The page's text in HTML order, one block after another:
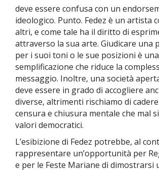
deve essere confusa con un
ideologico. Punto. Fedez è un artista
altri, e come tale ha il diritto di
attraverso la sua arte. Giudicare una
per i suoi toni o le sue posizioni è una
semplificazione che riduce la
messaggio. Inoltre, una società
deve essere in grado di accogliere
diverse, altrimenti rischiamo di
censura e chiusura mentale che mal
valori democratici.
L’esibizione di Fedez potrebbe, al
rappresentare un’opportunità per
e per le Feste Mariane di dimostrarsi